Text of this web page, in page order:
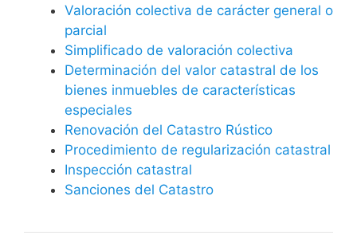
Valoración colectiva de carácter general o
parcial
Simplificado de valoración colectiva
Determinación del valor catastral de los
bienes inmuebles de características
especiales
Renovación del Catastro Rústico
Procedimiento de regularización catastral
Inspección catastral
Sanciones del Catastro